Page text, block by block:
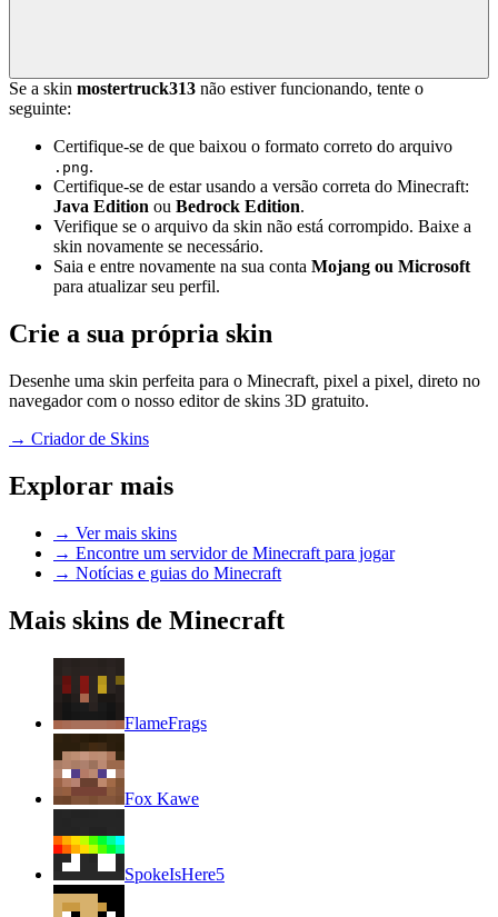
Se a skin mostertruck313 não estiver funcionando, tente o
seguinte:
Certifique-se de que baixou o formato correto do arquivo
.png.
Certifique-se de estar usando a versão correta do Minecraft:
Java Edition ou Bedrock Edition.
Verifique se o arquivo da skin não está corrompido. Baixe a
skin novamente se necessário.
Saia e entre novamente na sua conta Mojang ou Microsoft
para atualizar seu perfil.
Crie a sua própria skin
Desenhe uma skin perfeita para o Minecraft, pixel a pixel, direto no
navegador com o nosso editor de skins 3D gratuito.
→ Criador de Skins
Explorar mais
→ Ver mais skins
→ Encontre um servidor de Minecraft para jogar
→ Notícias e guias do Minecraft
Mais skins de Minecraft
FlameFrags
Fox Kawe
SpokeIsHere5